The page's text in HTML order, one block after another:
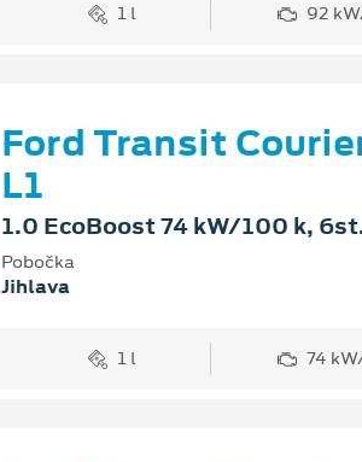
1 l 92
Ford Transit
L1
1.0 EcoBoost 74 kW/100 k,
Pobočka
Jihlava
1 l 74